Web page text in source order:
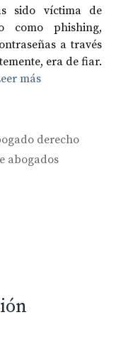
sido víctima de
como phishing,
a través
era de fiar.
más
derecho
abogados